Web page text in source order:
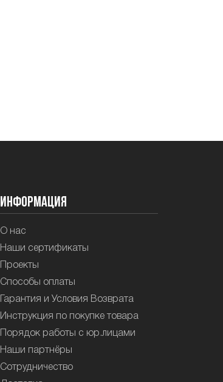
Информация
О нас
Наши сертификаты
Проекты
Способы оплаты
Гарантия и Условия Возврата
Инструкция по покупке товара
Порядок работы с юр.лицами
Наши партнёры
Сотрудничество